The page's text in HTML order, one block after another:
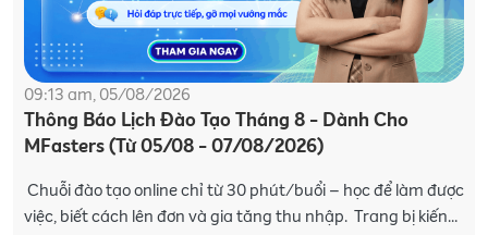
09:13 am, 05/08/2026
Thông Báo Lịch Đào Tạo Tháng 8 - Dành Cho
MFasters (Từ 05/08 - 07/08/2026)
Chuỗi đào tạo online chỉ từ 30 phút/buổi – học để làm được
việc, biết cách lên đơn và gia tăng thu nhập. Trang bị kiến